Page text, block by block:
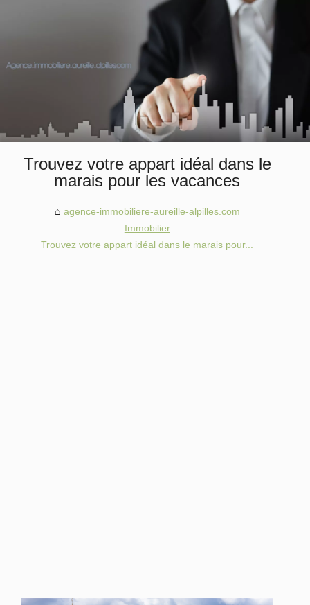
Trouvez votre appart idéal dans le
marais pour les vacances
agence-immobiliere-aureille-alpilles.com
Immobilier
Trouvez votre appart idéal dans le marais pour...